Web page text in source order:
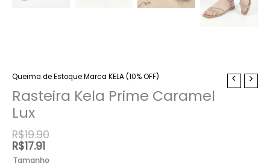
Queima de Estoque Marca KELA (10% OFF)
Rasteira Kela Prime Caramel
Lux
R$19.90
R$17.91
Tamanho
Rasteira
Kela
Prime
Caramel
quantidade